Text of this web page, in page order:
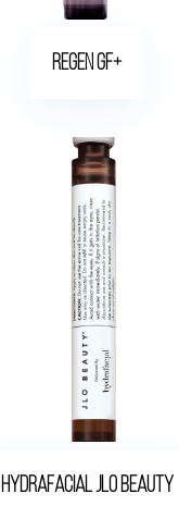
ReGen GF+
Hydrafacial JLO Beauty